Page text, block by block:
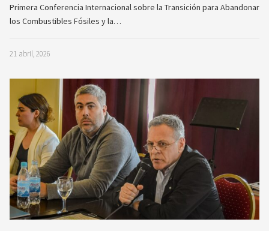
Primera Conferencia Internacional sobre la Transición para Abandonar
los Combustibles Fósiles y la…
21 abril, 2026